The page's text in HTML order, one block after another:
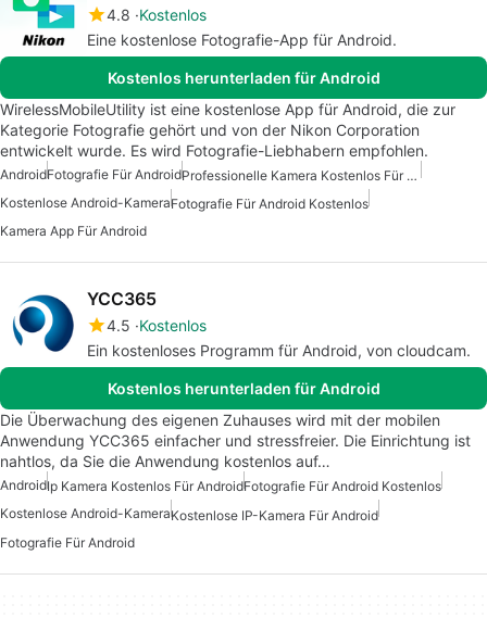
4.8 Kostenlos
Eine kostenlose Fotografie-App für Android.
Kostenlos herunterladen für Android
WirelessMobileUtility ist eine kostenlose App für Android, die zur
Kategorie Fotografie gehört und von der Nikon Corporation
entwickelt wurde. Es wird Fotografie-Liebhabern empfohlen.
AndroidFotografie Für Android
Professionelle Kamera Kostenlos Für Android
Kostenlose Android-KameraFotografie Für Android Kostenlos
Kamera App Für Android
YCC365
4.5 Kostenlos
Ein kostenloses Programm für Android, von cloudcam.
Kostenlos herunterladen für Android
Die Überwachung des eigenen Zuhauses wird mit der mobilen
Anwendung YCC365 einfacher und stressfreier. Die Einrichtung ist
nahtlos, da Sie die Anwendung kostenlos auf…
AndroidIp Kamera Kostenlos Für AndroidFotografie Für Android Kostenlos
Kostenlose Android-KameraKostenlose IP-Kamera Für Android
Fotografie Für Android